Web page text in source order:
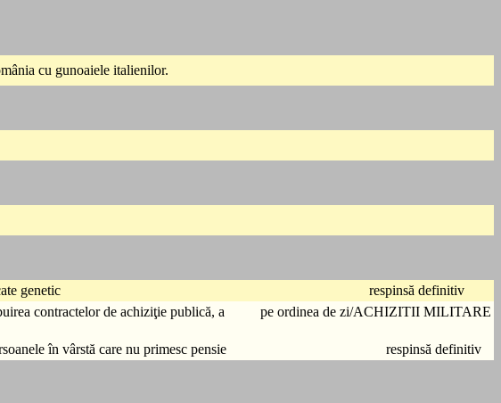
cu gunoaiele italienilor.
genetic
respinsă definitiv
contractelor de achiziţie publică, a
pe ordinea de zi/ACHIZITII MILITARE
în vârstă care nu primesc pensie respinsă definitiv